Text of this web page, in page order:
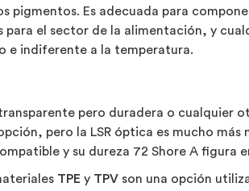
pigmentos. Es adecuada para
para el sector de la alimentación, y
e indiferente a la temperatura.
pero duradera o cualquier
pero la LSR óptica es mucho
y su dureza 72 Shore A figura
TPE y TPV son una opción